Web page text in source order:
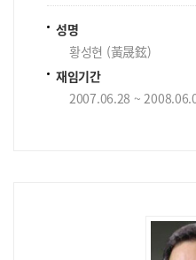
성명
황성현 (黃晟鉉)
재임기간
2007.06.28 ~